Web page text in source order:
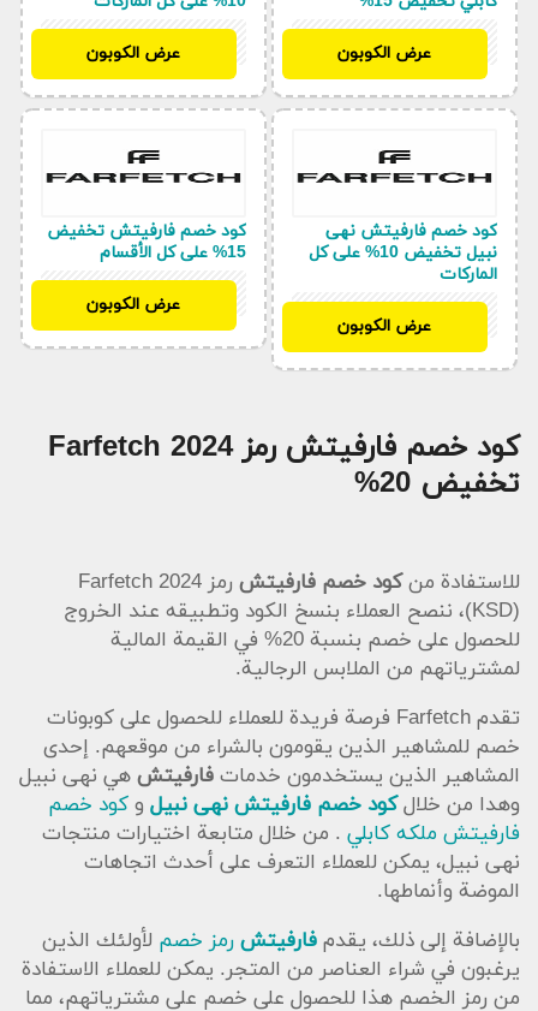
NC10FFعرض الكوبون NC10FFعرض الكوبون
كود خصم فارفيتش نهى
نبيل تخفيض 10% على كل
الماركات
NC10FFعرض الكوبون
كود خصم فارفيتش تخفيض
15% على كل الأقسام
NC10FFعرض الكوبون
كود خصم فارفيتش رمز Farfetch 2024
تخفيض 20%
للاستفادة منكود خصم فارفيتش
رمز Farfetch 2024
(KSD)، ننصح العملاء بنسخ الكود وتطبيقه عند الخروج
للحصول على خصم بنسبة 20% في القيمة المالية
لمشترياتهم من الملابس الرجالية.
تقدم Farfetch فرصة فريدة للعملاء للحصول على كوبونات
خصم للمشاهير الذين يقومون بالشراء من موقعهم. إحدى
المشاهير الذين يستخدمون خدمات فارفيتش هي نهى نبيل
وهدا من خلالكود خصم فارفيتش نهى نبيل و كود خصم
فارفيتش ملكه كابلي . من خلال متابعة اختيارات منتجات
نهى نبيل، يمكن للعملاء التعرف على أحدث اتجاهات
الموضة وأنماطها.
بالإضافة إلى ذلك، يقدم فارفيتش رمز خصم لأولئك الذين
يرغبون في شراء العناصر من المتجر. يمكن للعملاء الاستفادة
من رمز الخصم هذا للحصول على خصم على مشترياتهم، مما